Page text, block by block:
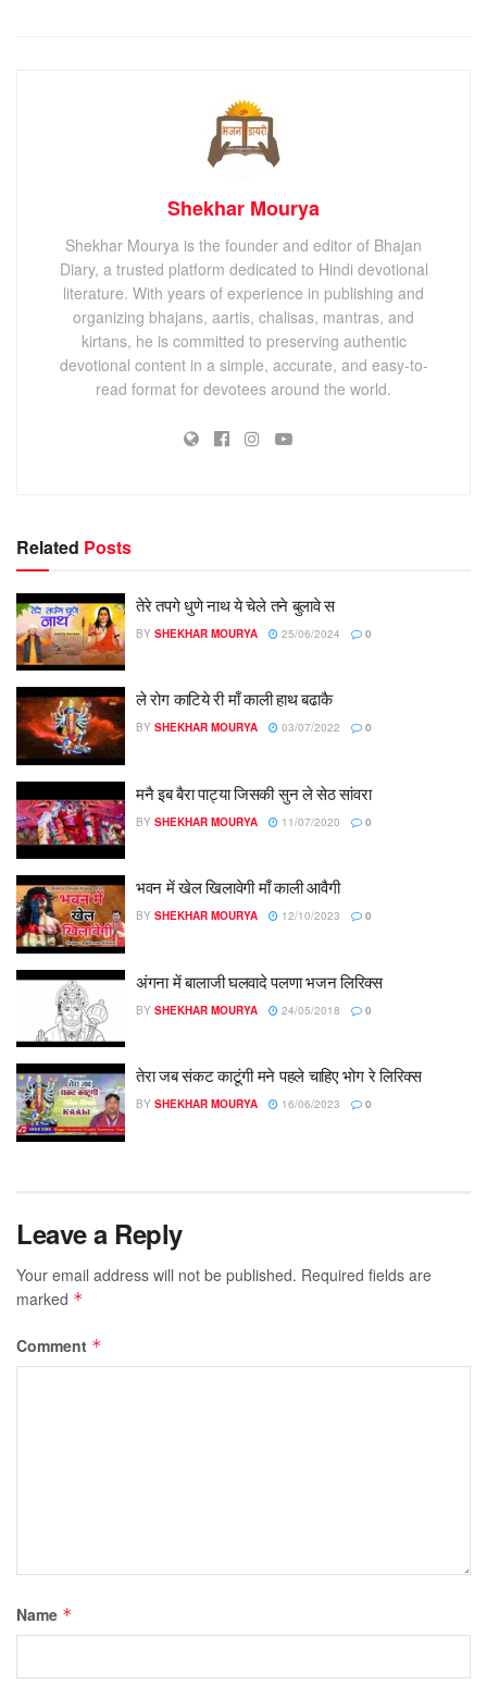
Shekhar Mourya
Shekhar Mourya is the founder and editor of Bhajan
Diary, a trusted platform dedicated to Hindi devotional
literature. With years of experience in publishing and
organizing bhajans, aartis, chalisas, mantras, and
kirtans, he is committed to preserving authentic
devotional content in a simple, accurate, and easy-to-
read format for devotees around the world.
Related Posts
तेरे तपगे धुणे नाथ ये चेले तने बुलावे स
BY SHEKHAR MOURYA 25/06/2024 0
ले रोग काटिये री माँ काली हाथ बढाकै
BY SHEKHAR MOURYA 03/07/2022 0
मनै इब बैरा पाट्या जिसकी सुन ले सेठ सांवरा
BY SHEKHAR MOURYA 11/07/2020 0
भवन में खेल खिलावेगी माँ काली आवैगी
BY SHEKHAR MOURYA 12/10/2023 0
अंगना में बालाजी घलवादे पलणा भजन लिरिक्स
BY SHEKHAR MOURYA 24/05/2018 0
तेरा जब संकट काटूंगी मने पहले चाहिए भोग रे लिरिक्स
BY SHEKHAR MOURYA 16/06/2023 0
Leave a Reply
Your email address will not be published. Required fields are
marked *
Comment *
Name *